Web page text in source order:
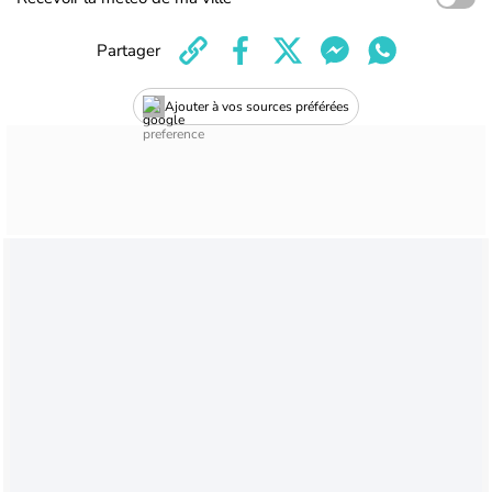
Ajouter à vos sources préférées
Partager